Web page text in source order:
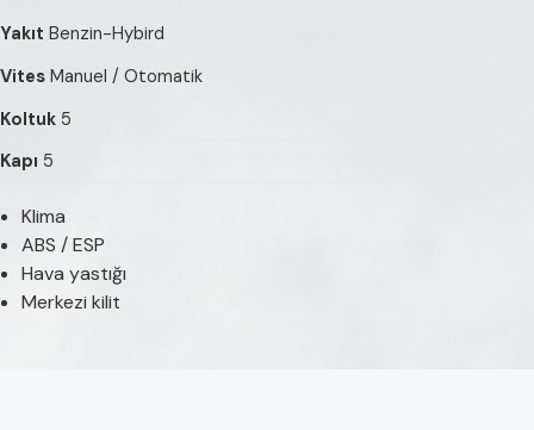
Yakıt Benzin-Hybird
Vites Manuel / Otomatik
Koltuk 5
Kapı 5
Klima
ABS / ESP
Hava yastığı
Merkezi kilit